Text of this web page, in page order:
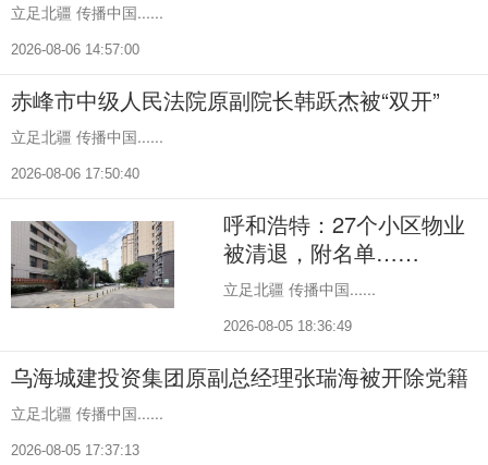
立足北疆 传播中国......
2026-08-06 14:57:00
赤峰市中级人民法院原副院长韩跃杰被“双开”
立足北疆 传播中国......
2026-08-06 17:50:40
呼和浩特：27个小区物业
被清退，附名单……
立足北疆 传播中国......
2026-08-05 18:36:49
乌海城建投资集团原副总经理张瑞海被开除党籍
立足北疆 传播中国......
2026-08-05 17:37:13